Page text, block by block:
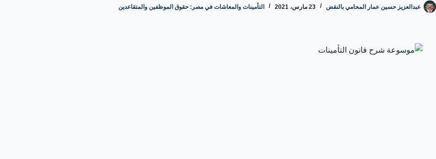
عبدالعزيز حسين عمار المحامي بالنقض 23 مارس، 2021 التأمينات والمعاشات في مصر: حقوق الموظفين والمتقاعدين